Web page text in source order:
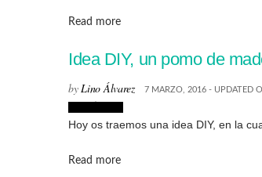
Read moreDetails
Idea DIY, un pomo de
by Lino Álvarez 7 MARZO, 2016 - UPDATED
Hoy os traemos una idea DIY, en la
Read moreDetails